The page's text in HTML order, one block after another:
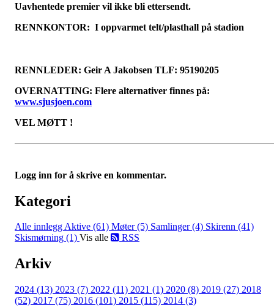
Uavhentede premier vil ikke bli ettersendt.
RENNKONTOR: I oppvarmet telt/plasthall på stadion
RENNLEDER: Geir A Jakobsen TLF: 95190205
OVERNATTING: Flere alternativer finnes på:
www.sjusjoen.com
VEL MØTT !
Logg inn for å skrive en kommentar.
Kategori
Alle innleggAktive (61) Møter (5) Samlinger (4) Skirenn (41)
Skismørning (1) Vis alle RSS
Arkiv
2024 (13) 2023 (7) 2022 (11) 2021 (1) 2020 (8) 2019 (27) 2018
(52) 2017 (75) 2016 (101) 2015 (115) 2014 (3)